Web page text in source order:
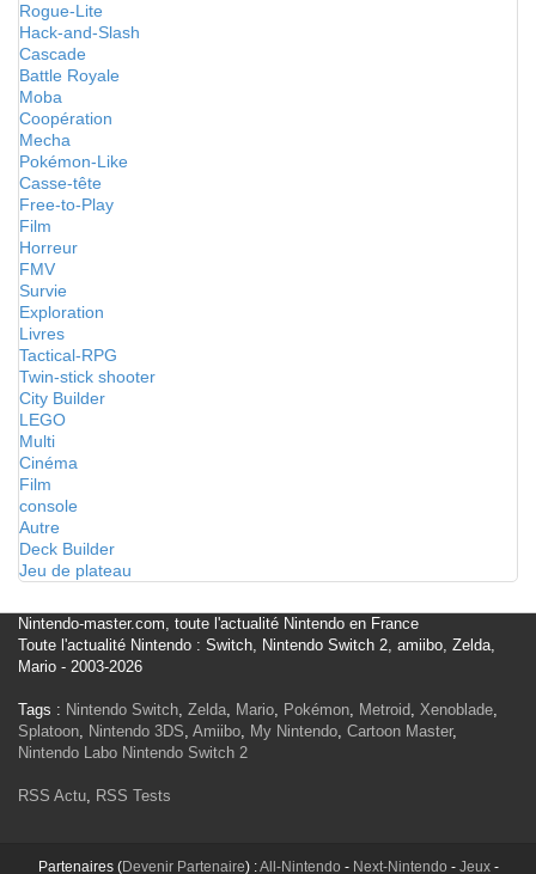
Rogue-Lite
Hack-and-Slash
Cascade
Battle Royale
Moba
Coopération
Mecha
Pokémon-Like
Casse-tête
Free-to-Play
Film
Horreur
FMV
Survie
Exploration
Livres
Tactical-RPG
Twin-stick shooter
City Builder
LEGO
Multi
Cinéma
Film
console
Autre
Deck Builder
Jeu de plateau
Nintendo-master.com, toute l'actualité Nintendo en France
Toute l'actualité Nintendo : Switch, Nintendo Switch 2, amiibo, Zelda,
Mario - 2003-2026
Tags : Nintendo Switch, Zelda, Mario, Pokémon, Metroid, Xenoblade,
Splatoon, Nintendo 3DS, Amiibo, My Nintendo, Cartoon Master,
Nintendo Labo Nintendo Switch 2
RSS Actu, RSS Tests
Partenaires (Devenir Partenaire) :All-Nintendo - Next-Nintendo - Jeux-